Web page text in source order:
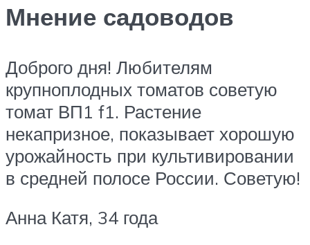
Мнение садоводов
Доброго дня! Любителям
крупноплодных томатов советую
томат ВП1 f1. Растение
некапризное, показывает хорошую
урожайность при культивировании
в средней полосе России. Советую!
Анна Катя, 34 года